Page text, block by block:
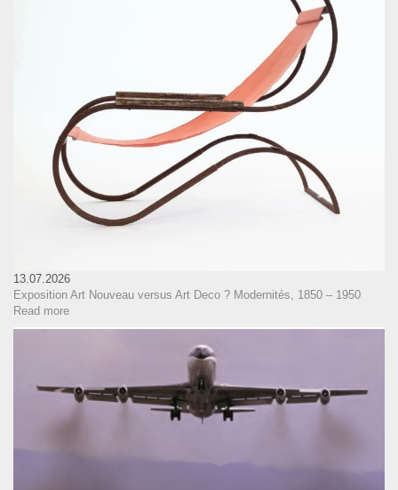
13.07.2026
Exposition Art Nouveau versus Art Deco ? Modernités, 1850 – 1950
Read more